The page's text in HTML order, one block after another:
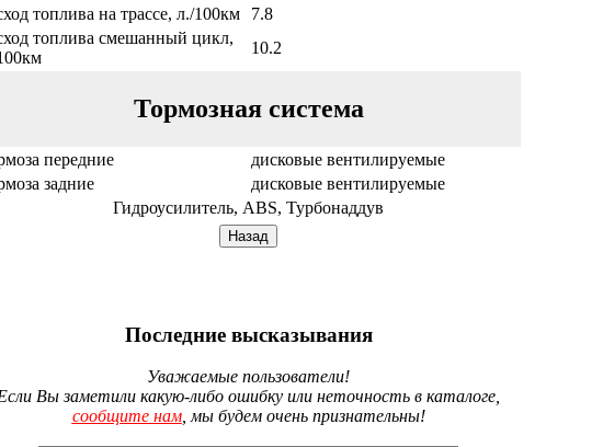
топлива на трассе, л./100км
7.8
топлива смешанный цикл,
10.2
Тормозная система
передние
дисковые вентилируемые
задние
дисковые вентилируемые
Гидроусилитель, ABS, Турбонаддув
Последние высказывания
Уважаемые пользователи!
Вы заметили какую-либо ошибку или неточность в каталоге,
сообщите нам, мы будем очень признательны!